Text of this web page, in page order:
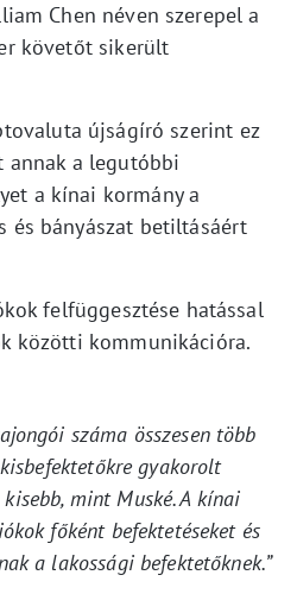
Chen néven szerepel a
követőt sikerült
újságíró szerint ez
a legutóbbi
a kínai kormány a
és bányászat betiltásáért
felfüggesztése hatással
közötti kommunikációra.
száma összesen több
gyakorolt
mint Muské. A kínai
főként befektetéseket és
a lakossági befektetőknek.”